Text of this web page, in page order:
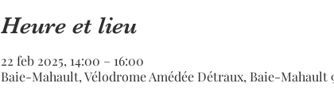
Heure et lieu
22 feb 2025, 14:00 – 16:00
Baie-Mahault, Vélodrome Amédée Détraux, Baie-Mahault